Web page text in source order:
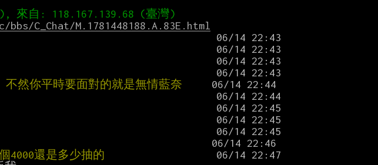
C_Chat/M.1781448188.A.83E.html
呀！
不然你平時要面對的就是無情藍奈
喜
喜
喜
好好
到那個4000還是多少抽的
06/14 22:47